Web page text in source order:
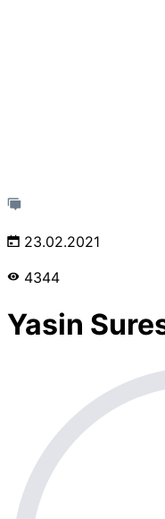
23.02.2021
4344
Yasin